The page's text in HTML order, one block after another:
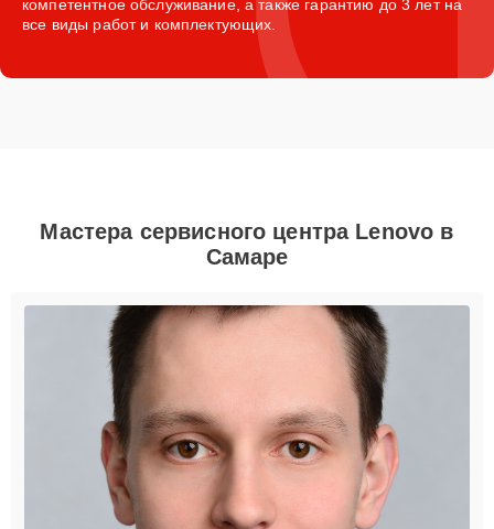
компетентное обслуживание, а также гарантию до 3 лет на
все виды работ и комплектующих.
Мастера сервисного центра Lenovo в
Самаре